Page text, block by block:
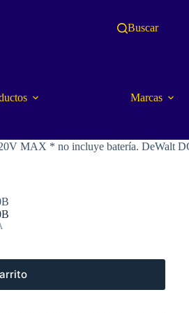
Buscar
Marcas
MAX * no incluye batería. DeWalt